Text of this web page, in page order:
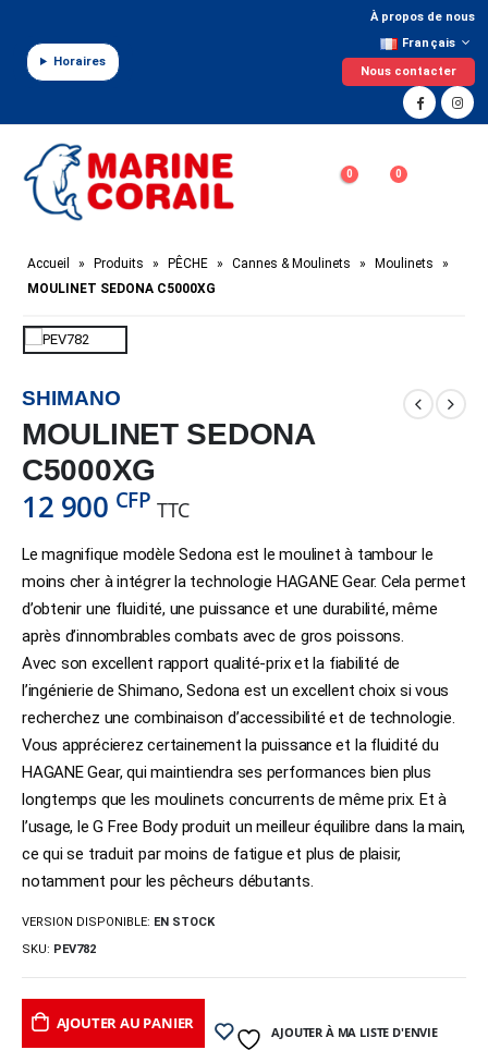
Horaires
À propos de nous
Français
Nous contacter
0 0
Accueil » Produits » PÊCHE » Cannes & Moulinets » Moulinets
»
MOULINET SEDONA C5000XG
SHIMANO
MOULINET SEDONA
C5000XG
12 900 CFP TTC
Le magnifique modèle Sedona est le moulinet à tambour le
moins cher à intégrer la technologie HAGANE Gear. Cela permet
d’obtenir une fluidité, une puissance et une durabilité, même
après d’innombrables combats avec de gros poissons.
Avec son excellent rapport qualité-prix et la fiabilité de
l’ingénierie de Shimano, Sedona est un excellent choix si vous
recherchez une combinaison d’accessibilité et de technologie.
Vous apprécierez certainement la puissance et la fluidité du
HAGANE Gear, qui maintiendra ses performances bien plus
longtemps que les moulinets concurrents de même prix. Et à
l’usage, le G Free Body produit un meilleur équilibre dans la main,
ce qui se traduit par moins de fatigue et plus de plaisir,
notamment pour les pêcheurs débutants.
VERSION DISPONIBLE: EN STOCK
SKU: PEV782
AJOUTER AU PANIER AJOUTER À MA LISTE D'ENVIE